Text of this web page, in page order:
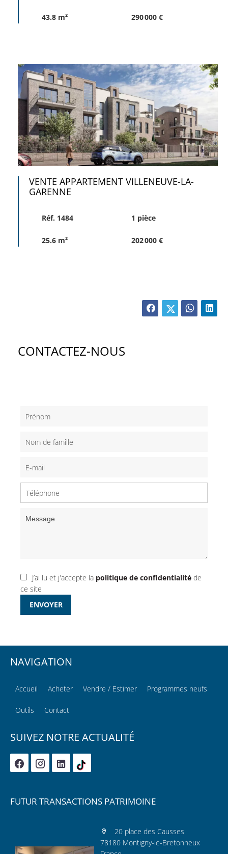
43.8 m² 290 000 €
VENTE APPARTEMENT VILLENEUVE-LA-
GARENNE
Réf. 1484 1 pièce
25.6 m² 202 000 €
CONTACTEZ-NOUS
J’ai lu et j'accepte la politique de confidentialité de
ce site
ENVOYER
NAVIGATION
Accueil Acheter Vendre / Estimer Programmes neufs
Outils Contact
SUIVEZ NOTRE ACTUALITÉ
FUTUR TRANSACTIONS PATRIMOINE
20 place des Causses
78180 Montigny-le-Bretonneux